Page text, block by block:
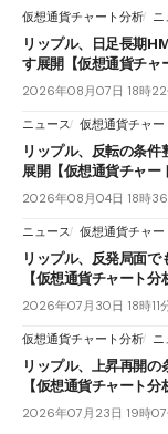
仮想通貨チャート分析 ニ
リップル、日足長期
す展開【仮想通貨チャ
2026年08月07日 18時
ニュース 仮想通貨チャー
リップル、反転の条
展開【仮想通貨チャー
2026年08月04日 18時
ニュース 仮想通貨チャー
リップル、反発局面
【仮想通貨チャート
2026年07月30日 18時11
仮想通貨チャート分析 ニ
リップル、上昇再開
【仮想通貨チャート
2026年07月23日 19時